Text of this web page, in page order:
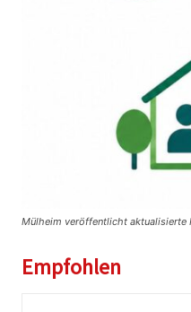
Mülheim veröffentlicht aktualisierte
Empfohlen